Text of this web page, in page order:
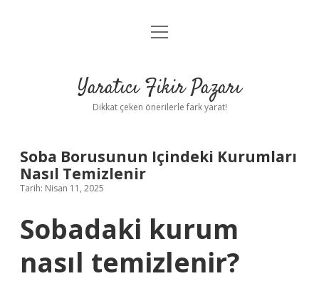
Anasayfa
Yasal Uyarı
menüyü
Yaratıcı Fikir Pazarı
Dikkat çeken önerilerle fark yarat!
Soba Borusunun Içindeki Kurumları
Nasıl Temizlenir
Tarih: Nisan 11, 2025
Sobadaki kurum
nasıl temizlenir?